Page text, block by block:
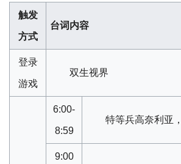
触发
方式
台词内容
登录
游戏
双生视界
6:00-
8:59
特等兵高奈利亚，
9:00